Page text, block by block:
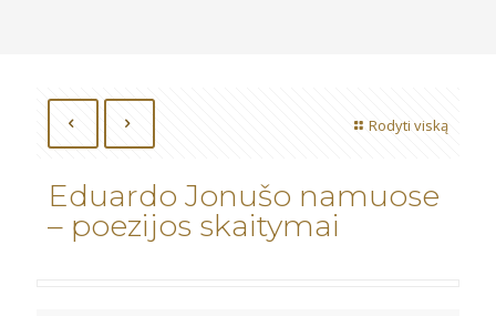
Rodyti viską
Eduardo Jonušo namuose
– poezijos skaitymai